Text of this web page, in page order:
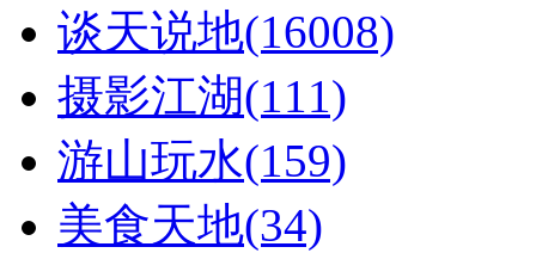
谈天说地(16008)
摄影江湖(111)
游山玩水(159)
美食天地(34)